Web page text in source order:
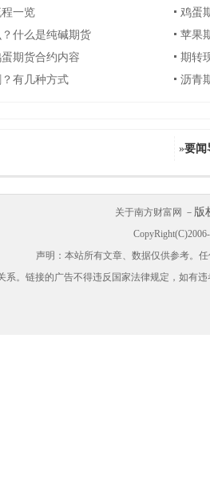
一览
鸡蛋
什么是纯碱期货
苹果
期货合约内容
期转
有几种方式
沥青
»要闻
关于南方财富网 － 版
声明：本站所有文章、数据仅供参考。
系。链接的广告不得违反国家法律规定，如有